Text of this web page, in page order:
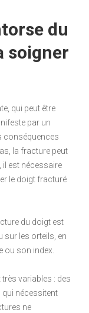
du
soigner
qui peut être
par un
conséquences
la fracture peut
il est nécessaire
le doigt fracturé
du doigt est
sur les orteils, en
ou son index.
très variables : des
nécessitent
ne